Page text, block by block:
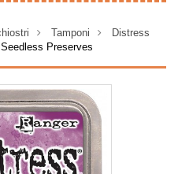
> Tamponi >
Distress
Preserves